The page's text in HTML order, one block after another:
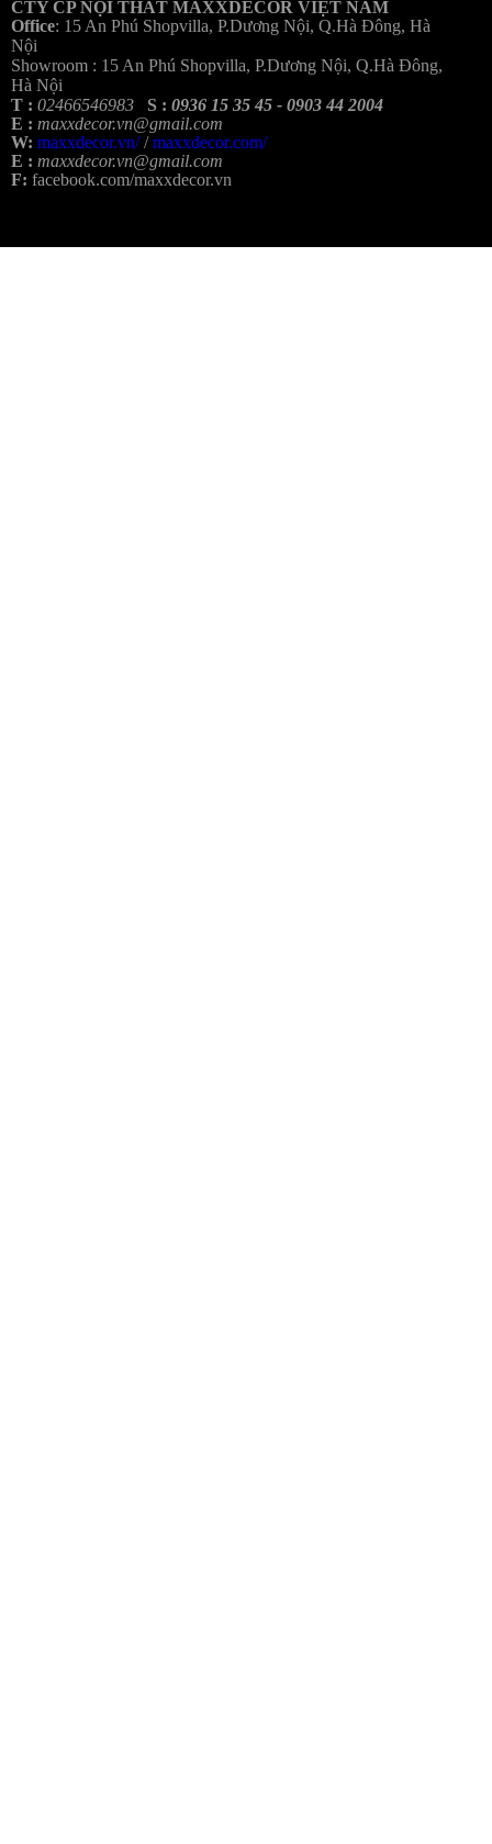
CTY CP NỘI THẤT MAXXDECOR VIỆT NAM
Office: 15 An Phú Shopvilla, P.Dương Nội, Q.Hà Đông, Hà
Nội
Showroom : 15 An Phú Shopvilla, P.Dương Nội, Q.Hà Đông,
Hà Nội
T : 02466546983 S : 0936 15 35 45 - 0903 44 2004
E : maxxdecor.vn@gmail.com
W: maxxdecor.vn//maxxdecor.com/
E : maxxdecor.vn@gmail.com
F: facebook.com/maxxdecor.vn